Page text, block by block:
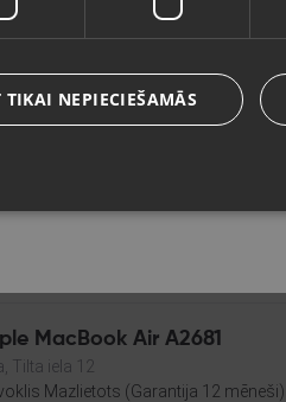
27.28€/mēn.
MacBook Air A2681
Tilta iela 12
Mazlietots (Garantija 12 mēneši)
/ Latvian
NEPIECIEŠAMĀS